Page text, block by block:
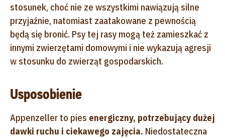
stosunek, choć nie ze wszystkimi nawiązują silne
przyjaźnie, natomiast zaatakowane z pewnością
będą się bronić. Psy tej rasy mogą też zamieszkać z
innymi zwierzętami domowymi i nie wykazują agresji
w stosunku do zwierząt gospodarskich.
Usposobienie
Appenzeller to pies energiczny, potrzebujący dużej
dawki ruchu i ciekawego zajęcia. Niedostateczna